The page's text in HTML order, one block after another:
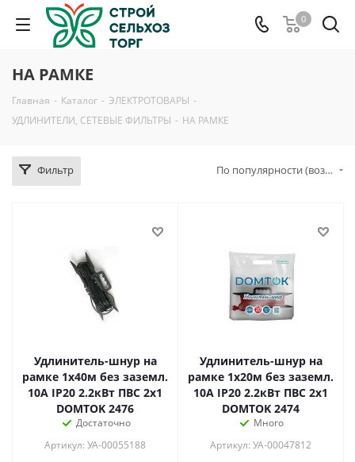
0
НА РАМКЕ
Главная - Каталог - ЭЛЕКТРОТОВАРЫ -
УДЛИНИТЕЛИ, СЕТЕВЫЕ ФИЛЬТРЫ - НА РАМКЕ
Фильтр По популярности (возрастание)
Удлинитель-шнур на
рамке 1х40м без заземл.
10А IP20 2.2кВт ПВС 2х1
DOMTOK 2476
Достаточно
Артикул: УА-00055188
Удлинитель-шнур на
рамке 1х20м без заземл.
10А IP20 2.2кВт ПВС 2х1
DOMTOK 2474
Много
Артикул: УА-00047812